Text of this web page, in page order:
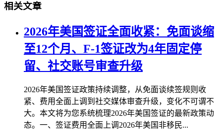
相关文章
2026年美国签证全面收紧：免面谈缩
至12个月、F-1签证改为4年固定停
留、社交账号审查升级
2026年美国签证政策持续调整，从免面谈续签规则收
紧、费用全面上调到社交媒体审查升级，变化不可谓不
大。本文将为您系统梳理2026年美国签证的最新政策动
态。一、签证费用全面上调2026年美国非移民...